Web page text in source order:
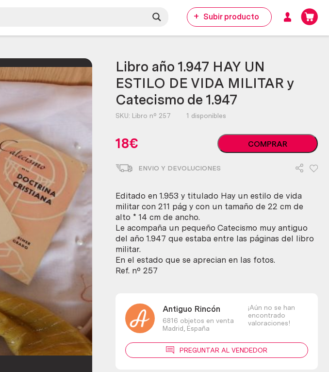
Subir producto
Libro año 1.947 HAY UN
ESTILO DE VIDA MILITAR y
Catecismo de 1.947
SKU: Libro nº 257 1 disponibles
18€
Libro
año
HAY
ESTILO
DE
MILITAR
y
Catecismo
de
COMPRAR
ENVIO Y DEVOLUCIONES
Editado en 1.953 y titulado Hay un estilo de vida
militar con 211 pág y con un tamaño de 22 cm de
alto * 14 cm de ancho.
Le acompaña un pequeño Catecismo muy antiguo
del año 1.947 que estaba entre las páginas del libro
militar.
En el estado que se aprecian en las fotos.
Ref. nº 257
Antiguo Rincón
6816 objetos en venta
Madrid, España
¡Aún no se han
encontrado
valoraciones!
PREGUNTAR AL VENDEDOR